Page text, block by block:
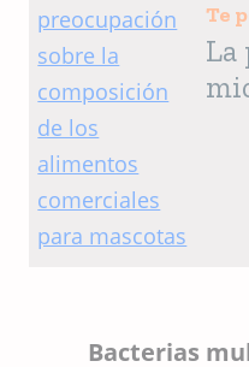
Te
La
Bacterias